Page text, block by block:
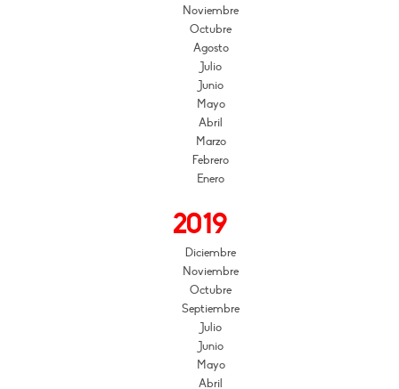
Noviembre
Octubre
Agosto
Julio
Junio
Mayo
Abril
Marzo
Febrero
Enero
2019
Diciembre
Noviembre
Octubre
Septiembre
Julio
Junio
Mayo
Abril